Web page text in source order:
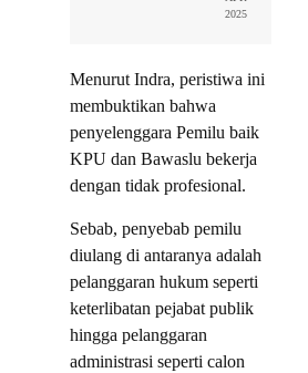
2025
Menurut Indra, peristiwa ini
membuktikan bahwa
penyelenggara Pemilu baik
KPU dan Bawaslu bekerja
dengan tidak profesional.
Sebab, penyebab pemilu
diulang di antaranya adalah
pelanggaran hukum seperti
keterlibatan pejabat publik
hingga pelanggaran
administrasi seperti calon